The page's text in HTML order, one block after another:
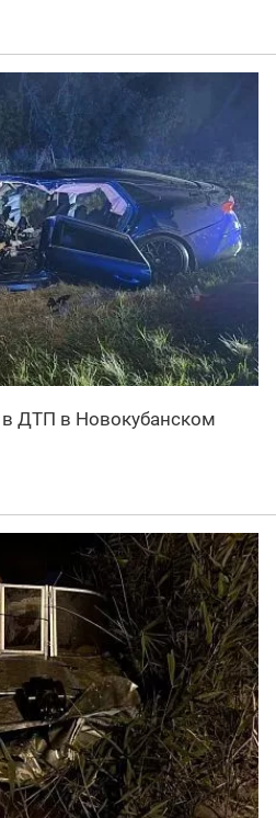
в ДТП в Новокубанском